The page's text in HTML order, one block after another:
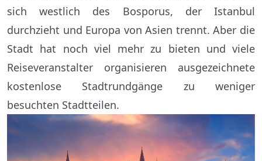
sich westlich des Bosporus, der Istanbul
durchzieht und Europa von Asien trennt. Aber die
Stadt hat noch viel mehr zu bieten und viele
Reiseveranstalter organisieren ausgezeichnete
kostenlose Stadtrundgänge zu weniger
besuchten Stadtteilen.